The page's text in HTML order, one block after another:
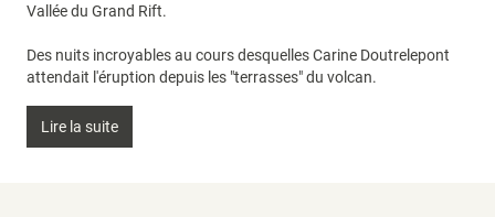
Vallée du Grand Rift.
Des nuits incroyables au cours desquelles Carine Doutrelepont
attendait l'éruption depuis les "terrasses" du volcan.
Lire la suite